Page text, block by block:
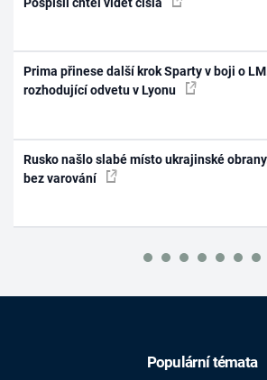
Prima přinese další krok Sparty v boji o
rozhodující odvetu v Lyonu
Rusko našlo slabé místo ukrajinské
bez varování
Populární témata